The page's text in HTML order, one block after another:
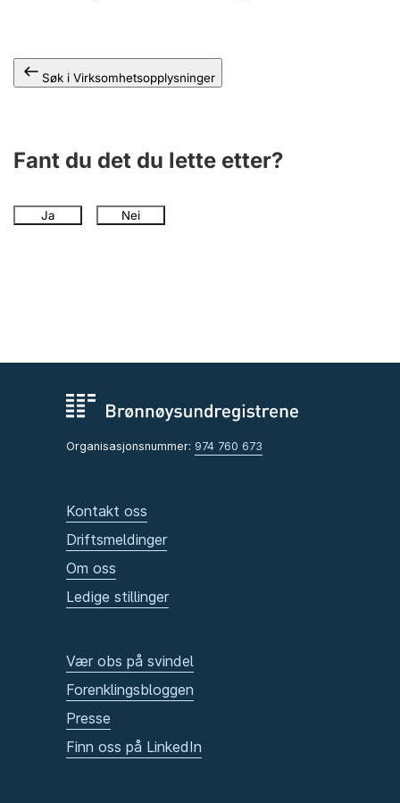
Søk i Virksomhetsopplysninger
Fant du det du lette etter?
Ja Nei
Organisasjonsnummer: 974 760 673
Kontakt oss
Driftsmeldinger
Om oss
Ledige stillinger
Vær obs på svindel
Forenklingsbloggen
Presse
Finn oss på LinkedIn